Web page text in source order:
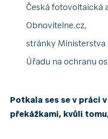
Česká fotovoltaická
Obnovitelne.cz,
stránky
Úřadu na ochranu
Potkala ses se v práci
překážkami, kvůli